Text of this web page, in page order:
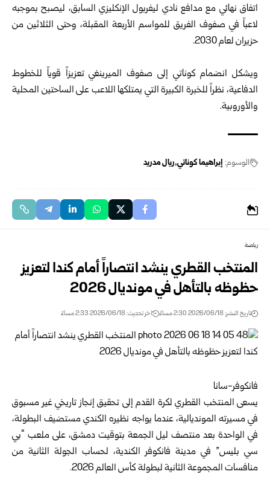
اتفاق نهائي مع مدافع نادي ليفربول الإنكليزي السابق، ليصبح بموجبه
لاعباً في صفوف الفريق للمواسم الأربعة المقبلة، وحتى الثلاثين من
حزيران لعام 2030.
ويشكل انضمام كوناتي إلى صفوف الميرينغي تعزيزاً قوياً للخطوط
الدفاعية، نظراً للخبرة الكبيرة التي يمتلكها اللاعب على الساحتين المحلية
والأوروبية.
الوسوم: إبراهيما كوناتي ريال مدريد
رياضة
المنتخب القطري ينشد انتصاراً أمام كندا لتعزيز
حظوظه بالتأهل في مونديال 2026
تاريخ النشر: 2026/06/18 2:30 مساءً اخر تحديث: 2026/06/18 2:33 مساءً
فانكوفر-سانا
يسعى المنتخب القطري لكرة القدم إلى تحقيق إنجاز تاريخي غير مسبوق
في مسيرته المونديالية، عندما يواجه نظيره الكندي مستضيف البطولة،
في الواحدة بعد منتصف ليل الجمعة بتوقيت دمشق، على ملعب “بي
سي بليس” في مدينة فانكوفر الكندية، لحساب الجولة الثانية من
منافسات المجموعة الثانية لبطولة كأس العالم 2026.